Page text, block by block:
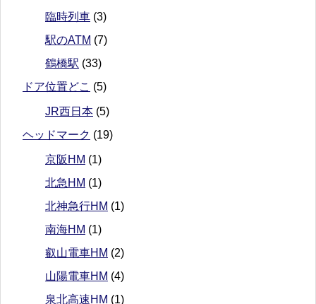
臨時列車 (3)
駅のATM (7)
鶴橋駅 (33)
ドア位置どこ (5)
JR西日本 (5)
ヘッドマーク (19)
京阪HM (1)
北急HM (1)
北神急行HM (1)
南海HM (1)
叡山電車HM (2)
山陽電車HM (4)
泉北高速HM (1)